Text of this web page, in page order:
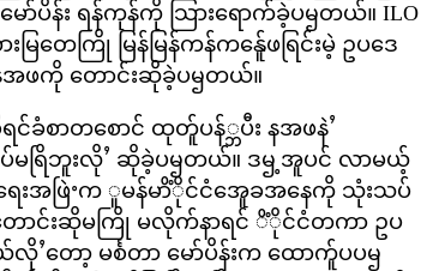
ာ်ပိန်း ရန်ကုန်ကို သြားရောက်ခဲ့ပၝတယ်။ ILO
တေကြို မြန်မြန်ကန်ကန်ေူဖရြင်းမဲ့ ဥပဒေ
အဖကို တောင်းဆိုခဲ့ပၝတယ်။
င်ခံစာတစောင် ထုတ်ူပန်္ဘပီး နအဖနဲႛ
မရြိဘူးလိုႛ ဆိုခဲ့ပၝတယ်။ ဒၝ့အူပင် လာမယ့်
ေးအဖြဲႚက ူမန်မာိံိုင်ငံအေူခအနေကို သုံးသပ်
ာင်းဆိုမကြို မလိုက်နာရင် ိံိုင်ငံတကာ ဥပ
ႛတော့ မင်္စတာ မော်ပိန်းက ထောက်ူပပၝ